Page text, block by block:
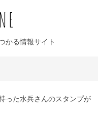
かる情報サイト
ップ
った水兵さんのスタンプが